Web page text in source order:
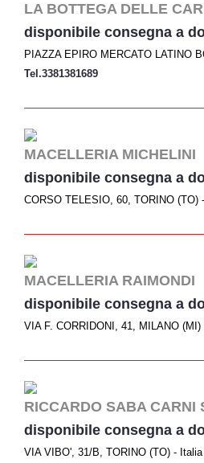
LA BOTTEGA DELLE
disponibile consegna a
PIAZZA EPIRO MERCATO LATINO
Tel.3381381689
MACELLERIA MICHELINI
disponibile consegna a
CORSO TELESIO, 60, TORINO (TO) -
MACELLERIA RAIMONDI
disponibile consegna a
VIA F. CORRIDONI, 41, MILANO (MI)
RICCARDO SABA CARNI
disponibile consegna a
VIA VIBO', 31/B, TORINO (TO) - Italia |